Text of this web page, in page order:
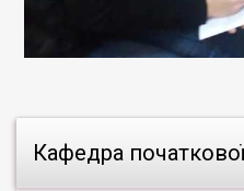
Кафедра